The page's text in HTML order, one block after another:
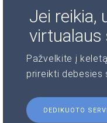
Jei reikia,
virtualaus
Pažvelkite į
prireikti debesies
DEDIKUOTO